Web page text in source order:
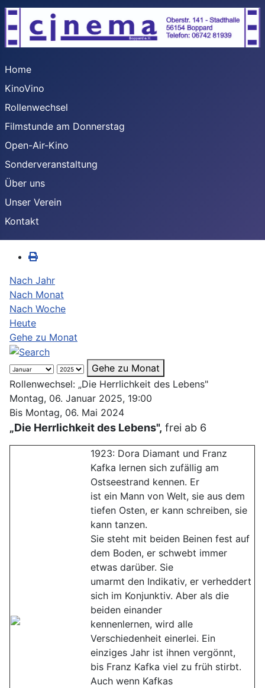
Home
KinoVino
Rollenwechsel
Filmstunde am Donnerstag
Open-Air-Kino
Sonderveranstaltung
Über uns
Unser Verein
Kontakt
Nach Jahr
Nach Monat
Nach Woche
Heute
Gehe zu Monat
Gehe zu Monat
Rollenwechsel: „Die Herrlichkeit des Lebens"
Montag, 06. Januar 2025, 19:00
Bis Montag, 06. Mai 2024
„Die Herrlichkeit des Lebens", frei ab 6
1923: Dora Diamant und Franz
Kafka lernen sich zufällig am
Ostseestrand kennen. Er
ist ein Mann von Welt, sie aus dem
tiefen Osten, er kann schreiben, sie
kann tanzen.
Sie steht mit beiden Beinen fest auf
dem Boden, er schwebt immer
etwas darüber. Sie
umarmt den Indikativ, er verheddert
sich im Konjunktiv. Aber als die
beiden einander
kennenlernen, wird alle
Verschiedenheit einerlei. Ein
einziges Jahr ist ihnen vergönnt,
bis Franz Kafka viel zu früh stirbt.
Auch wenn Kafkas